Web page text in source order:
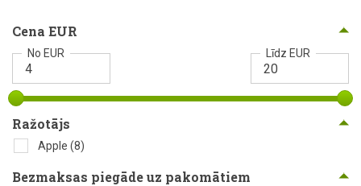
Cena EUR
No EUR Līdz EUR
Ražotājs
Apple (8)
Bezmaksas piegāde uz pakomātiem